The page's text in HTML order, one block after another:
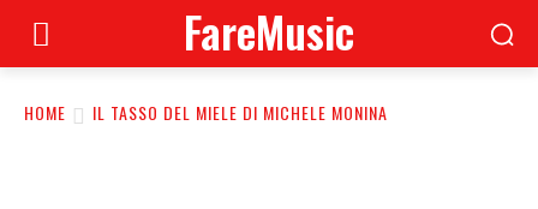
FareMusic
HOME IL TASSO DEL MIELE DI MICHELE MONINA